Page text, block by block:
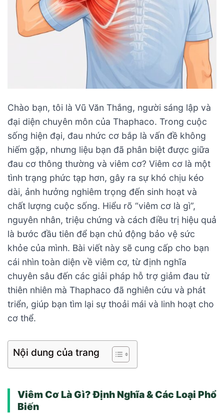
Chào bạn, tôi là Vũ Văn Thắng, người sáng lập và
đại diện chuyên môn của Thaphaco. Trong cuộc
sống hiện đại, đau nhức cơ bắp là vấn đề không
hiếm gặp, nhưng liệu bạn đã phân biệt được giữa
đau cơ thông thường và viêm cơ? Viêm cơ là một
tình trạng phức tạp hơn, gây ra sự khó chịu kéo
dài, ảnh hưởng nghiêm trọng đến sinh hoạt và
chất lượng cuộc sống. Hiểu rõ “viêm cơ là gì”,
nguyên nhân, triệu chứng và cách điều trị hiệu quả
là bước đầu tiên để bạn chủ động bảo vệ sức
khỏe của mình. Bài viết này sẽ cung cấp cho bạn
cái nhìn toàn diện về viêm cơ, từ định nghĩa
chuyên sâu đến các giải pháp hỗ trợ giảm đau từ
thiên nhiên mà Thaphaco đã nghiên cứu và phát
triển, giúp bạn tìm lại sự thoải mái và linh hoạt cho
cơ thể.
Nội dung của trang
Viêm Cơ Là Gì? Định Nghĩa & Các Loại Phổ
Biến